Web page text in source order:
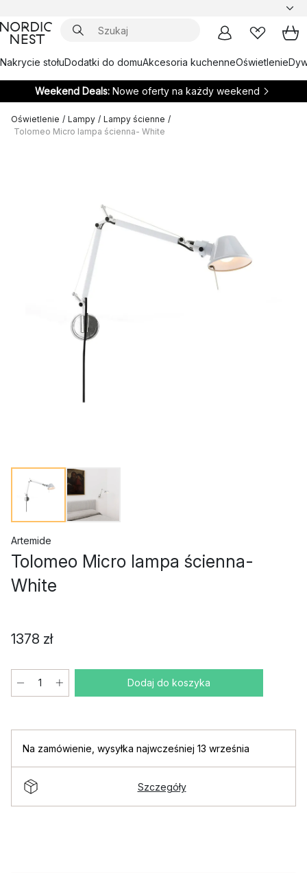
Nakrycie stołuDodatki do domuAkcesoria kuchenneOświetlenie
Weekend Deals: Nowe oferty na każdy weekend
Oświetlenie / Lampy / Lampy ścienne /
Tolomeo Micro lampa ścienna- White
Artemide
Tolomeo Micro lampa ścienna-
White
1378 zł
Dodaj do koszyka
Na zamówienie wysyłka najwcześniej 13 września
Szczegóły